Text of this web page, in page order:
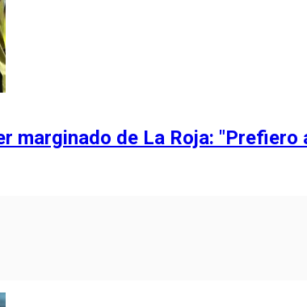
marginado de La Roja: "Prefiero